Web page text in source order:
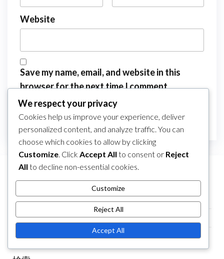
Website
Save my name, email, and website in this
browser for the next time I comment.
リンク
ブログアーカイブ
お問い合わせ
概要
We respect your privacy
Cookies help us improve your experience, deliver
personalized content, and analyze traffic. You can
choose which cookies to allow by clicking
Customize. Click Accept All to consent or Reject
All to decline non-essential cookies.
Customize
Reject All
Accept All